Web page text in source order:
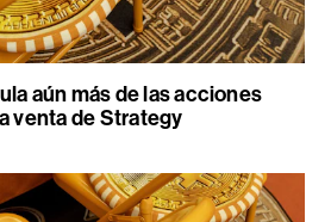
aún más de las acciones
venta de Strategy